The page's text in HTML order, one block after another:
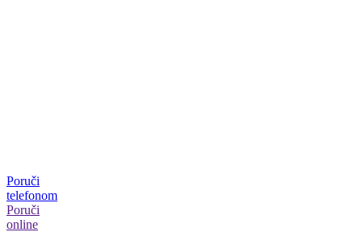
Poruči
telefonom
Poruči
online